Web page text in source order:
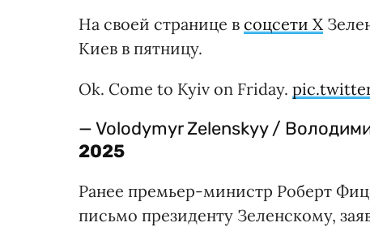
На своей странице в соцсети X
Киев в пятницу.
Ok. Come to Kyiv on Friday.
— Volodymyr Zelenskyy /
2025
Ранее премьер-министр Роберт
письмо президенту Зеленскому,